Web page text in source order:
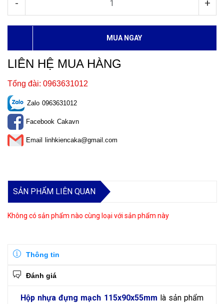
- +
MUA NGAY
LIÊN HỆ MUA HÀNG
Tổng đài: 0963631012
Zalo 0963631012
Facebook Cakavn
Email linhkiencaka@gmail.com
SẢN PHẨM LIÊN QUAN
Không có sản phẩm nào cùng loại với sản phẩm này
Thông tin
Đánh giá
Hộp nhựa đựng mạch 115x90x55mm là sản phẩm